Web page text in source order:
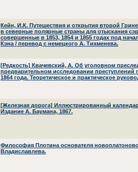
Кейн, И.К. Путешествия и открытия второй
в северные полярные страны для отыскания
совершенные в 1853, 1854 и 1855 годах под
Кэна / перевод с немецкого А. Тихменева.
[Редкость] Квачевский, А. Об уголовном
предварительном исследовании преступлений
1864 года. Теоретическое и практическое
[Железная дорога] Иллюстрированный
Издание А. Баумана, 1867.
Философия Плотина основателя
Владиславлева.